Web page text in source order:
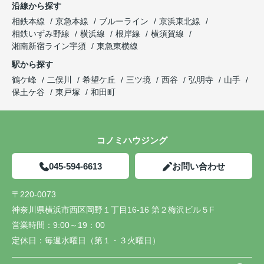
沿線から探す
相鉄本線
京急本線 ブルーライン
京浜東北線
相鉄いずみ野線
横浜線 根岸線
横須賀線
湘南新宿ライン宇須
東急東横線
駅から探す
鶴ケ峰
二俣川 希望ケ丘 三ツ境 西谷 弘明寺
山手
保土ケ谷
東戸塚 和田町
コノミハウジング
045-594-6613 お問い合わせ
〒220-0073
神奈川県横浜市西区岡野１丁目16-16 第２梅沢ビル５F
営業時間： 9:00～19：00
定休日： 毎週水曜日（第１・３火曜日）